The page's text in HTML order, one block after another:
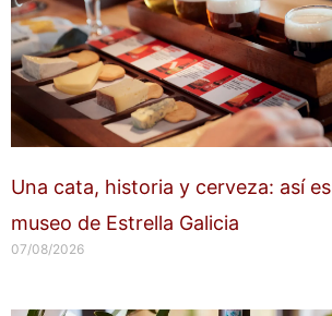
Una cata, historia y cerveza: así es
museo de Estrella Galicia
07/08/2026